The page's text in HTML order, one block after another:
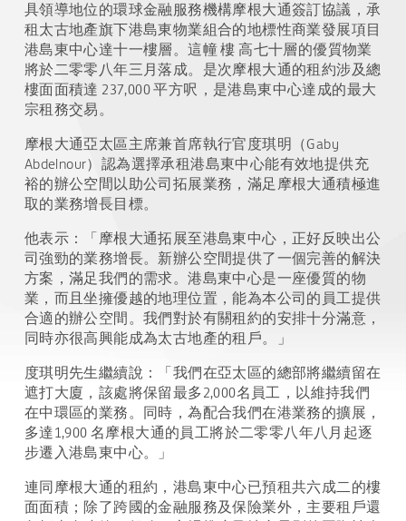
具領導地位的環球金融服務機構摩根大通簽訂協議，承
租太古地產旗下港島東物業組合的地標性商業發展項目
港島東中心達十一樓層。這幢 樓 高七十層的優質物業
將於二零零八年三月落成。是次摩根大通的租約涉及總
樓面面積達 237,000 平方呎，是港島東中心達成的最大
宗租務交易。
摩根大通亞太區主席兼首席執行官度琪明（Gaby
Abdelnour）認為選擇承租港島東中心能有效地提供充
裕的辦公空間以助公司拓展業務，滿足摩根大通積極進
取的業務增長目標。
他表示：「摩根大通拓展至港島東中心，正好反映出公
司強勁的業務增長。新辦公空間提供了一個完善的解決
方案，滿足我們的需求。港島東中心是一座優質的物
業，而且坐擁優越的地理位置，能為本公司的員工提供
合適的辦公空間。我們對於有關租約的安排十分滿意，
同時亦很高興能成為太古地產的租戶。」
度琪明先生繼續說：「我們在亞太區的總部將繼續留在
遮打大廈，該處將保留最多2,000名員工，以維持我們
在中環區的業務。同時，為配合我們在港業務的擴展，
多達1,900 名摩根大通的員工將於二零零八年八月起逐
步遷入港島東中心。」
連同摩根大通的租約，港島東中心已預租共六成二的樓
面面積；除了跨國的金融服務及保險業外，主要租戶還